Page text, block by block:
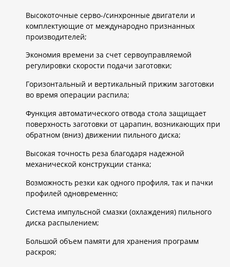
Высокоточные серво-/синхронные двигатели и
комплектующие от международно признанных
производителей;
Экономия времени за счет сервоуправляемой
регулировки скорости подачи заготовки;
Горизонтальный и вертикальный прижим заготовки
во время операции распила;
Функция автоматического отвода стола защищает
поверхность заготовки от царапин, возникающих при
обратном (вниз) движении пильного диска;
Высокая точность реза благодаря надежной
механической конструкции станка;
Возможность резки как одного профиля, так и пачки
профилей одновременно;
Система импульсной смазки (охлаждения) пильного
диска распылением;
Большой объем памяти для хранения программ
раскроя;